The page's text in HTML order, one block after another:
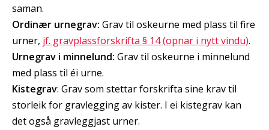
saman.
Ordinær urnegrav: Grav til oskeurne med plass til fire
urner, jf. gravplassforskrifta § 14 (opnar i nytt vindu).
Urnegrav i minnelund: Grav til oskeurne i minnelund
med plass til éi urne.
Kistegrav: Grav som stettar forskrifta sine krav til
storleik for gravlegging av kister. I ei kistegrav kan
det også gravleggjast urner.